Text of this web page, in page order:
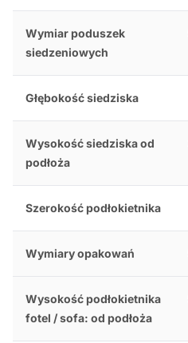
Wymiar poduszek
siedzeniowych
Głębokość siedziska
Wysokość siedziska od
podłoża
Szerokość podłokietnika
Wymiary opakowań
Wysokość podłokietnika
fotel / sofa: od podłoża